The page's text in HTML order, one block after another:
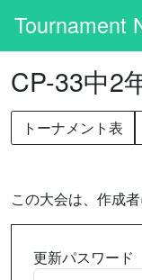
Tournament
CP-33中2
トーナメント表
この大会は、作成
更新パスワード